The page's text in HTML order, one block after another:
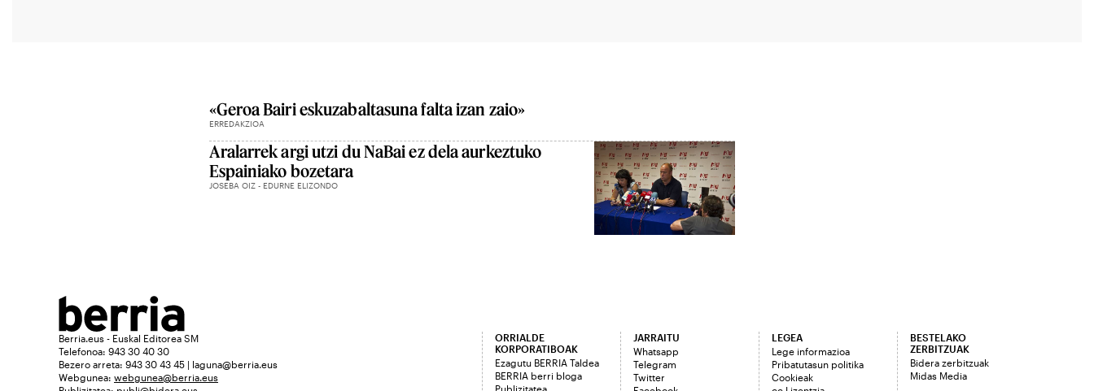
«Geroa Bairi eskuzabaltasuna falta izan zaio»
ERREDAKZIOA
Aralarrek argi utzi du NaBai ez dela aurkeztuko
Espainiako bozetara
JOSEBA OIZ - EDURNE ELIZONDO
Berria.eus - Euskal Editorea SM
Telefonoa: 943 30 40 30
Bezero arreta: 943 30 43 45 | laguna@berria.eus
Webgunea: webgunea@berria.eus
ORRIALDE
KORPORATIBOAK
Ezagutu BERRIA Taldea
BERRIA berri bloga
JARRAITU
Whatsapp
Telegram
Twitter
LEGEA
Lege informazioa
Pribatutasun politika
Cookieak
BESTELAKO
ZERBITZUAK
Bidera zerbitzuak
Midas Media